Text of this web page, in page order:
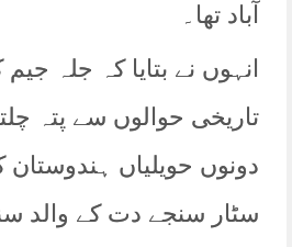
آباد تھا۔
انہوں نے بتایا کہ جلہ
تاریخی حوالوں سے پتہ
دونوں حویلیاں
سٹار سنجے دت کے والد